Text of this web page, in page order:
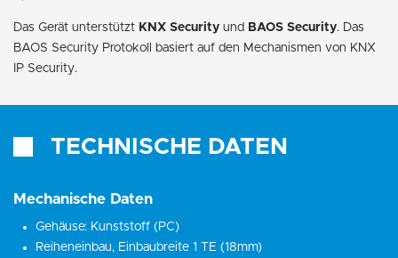
Das Gerät unterstützt KNX Security und BAOS Security. Das
BAOS Security Protokoll basiert auf den Mechanismen von KNX
IP Security.
TECHNISCHE DATEN
Mechanische Daten
Gehäuse: Kunststoff (PC)
Reiheneinbau, Einbaubreite 1 TE (18mm)